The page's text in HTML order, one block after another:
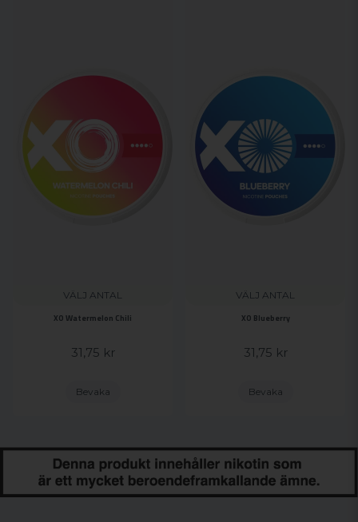
VÄLJ ANTAL
XO Watermelon Chili
31,75 kr
Bevaka
VÄLJ ANTAL
XO Blueberry
31,75 kr
Bevaka